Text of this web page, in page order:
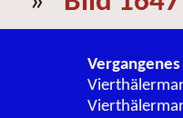
Vergangenes